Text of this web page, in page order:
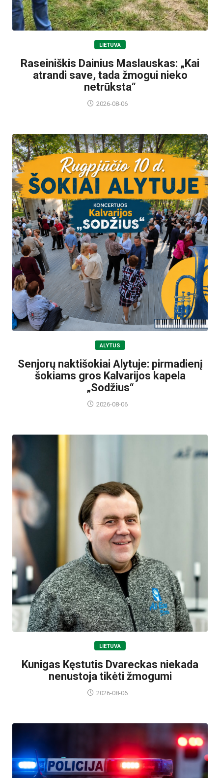
LIETUVA
Raseiniškis Dainius Maslauskas: „Kai
atrandi save, tada žmogui nieko
netrūksta“
2026-08-06
ALYTUS
Senjorų naktišokiai Alytuje: pirmadienį
šokiams gros Kalvarijos kapela
„Sodžius“
2026-08-06
LIETUVA
Kunigas Kęstutis Dvareckas niekada
nenustoja tikėti žmogumi
2026-08-06